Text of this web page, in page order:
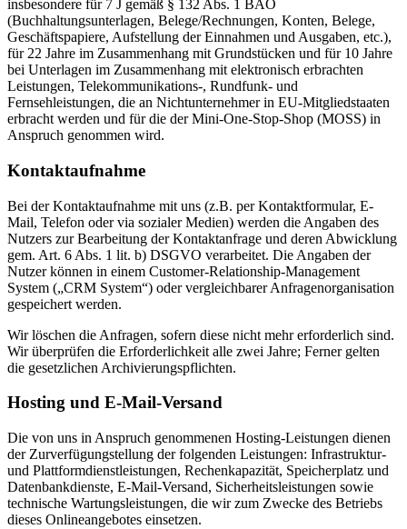
insbesondere für 7 J gemäß § 132 Abs. 1 BAO
(Buchhaltungsunterlagen, Belege/Rechnungen, Konten, Belege,
Geschäftspapiere, Aufstellung der Einnahmen und Ausgaben, etc.),
für 22 Jahre im Zusammenhang mit Grundstücken und für 10 Jahre
bei Unterlagen im Zusammenhang mit elektronisch erbrachten
Leistungen, Telekommunikations-, Rundfunk- und
Fernsehleistungen, die an Nichtunternehmer in EU-Mitgliedstaaten
erbracht werden und für die der Mini-One-Stop-Shop (MOSS) in
Anspruch genommen wird.
Kontaktaufnahme
Bei der Kontaktaufnahme mit uns (z.B. per Kontaktformular, E-
Mail, Telefon oder via sozialer Medien) werden die Angaben des
Nutzers zur Bearbeitung der Kontaktanfrage und deren Abwicklung
gem. Art. 6 Abs. 1 lit. b) DSGVO verarbeitet. Die Angaben der
Nutzer können in einem Customer-Relationship-Management
System („CRM System“) oder vergleichbarer Anfragenorganisation
gespeichert werden.
Wir löschen die Anfragen, sofern diese nicht mehr erforderlich sind.
Wir überprüfen die Erforderlichkeit alle zwei Jahre; Ferner gelten
die gesetzlichen Archivierungspflichten.
Hosting und E-Mail-Versand
Die von uns in Anspruch genommenen Hosting-Leistungen dienen
der Zurverfügungstellung der folgenden Leistungen: Infrastruktur-
und Plattformdienstleistungen, Rechenkapazität, Speicherplatz und
Datenbankdienste, E-Mail-Versand, Sicherheitsleistungen sowie
technische Wartungsleistungen, die wir zum Zwecke des Betriebs
dieses Onlineangebotes einsetzen.